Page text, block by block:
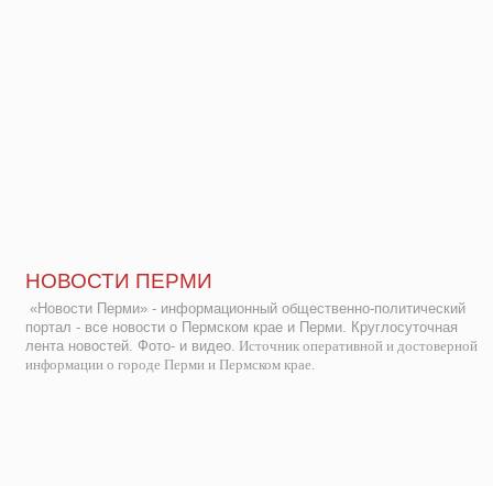
НОВОСТИ ПЕРМИ
«Новости Перми» - информационный общественно-политический
портал - все новости о Пермском крае и Перми. Круглосуточная
лента новостей. Фото- и видео. Источник оперативной и достоверной
информации о городе Перми и Пермском крае.